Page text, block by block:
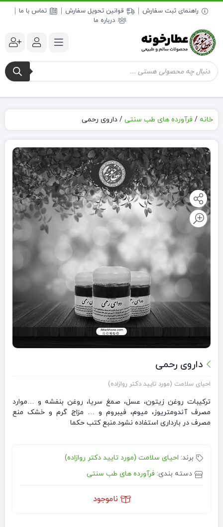
راهنمای ثبت سفارش قوانین تحویل سفارش
تماس با ما
درباره ما
جستجوی
محصولات
خانه / فرآورده های طب سنتی / داروی رحمی
داروی رحمی
احیای سلامت (مورد تایید دکتر روازاده)
ترکیبات روغن زیتون، عسل، صمغ سریا، روغن بنفشه و …موارد
مصرف آندومتریوز، میوم، فیبروم و … مزاج گرم و خشک منع
مصرف در بارداری استفاده نشود.منبع کتب حکما
برند: احیای سلامت (مورد تایید دکتر روازاده)
دسته بندی: فرآورده های طب سنتی
ناموجود